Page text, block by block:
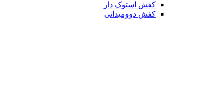
کفش استوک دار
کفش دوومیدانی